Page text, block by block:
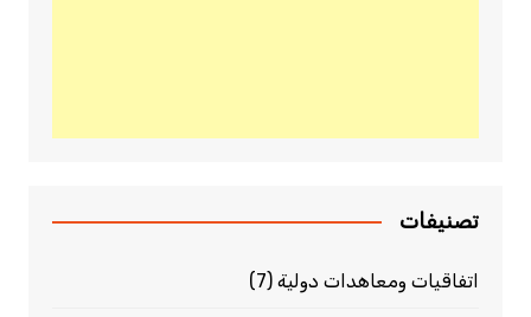
تصنيفات
اتفاقيات ومعاهدات دولية(7)